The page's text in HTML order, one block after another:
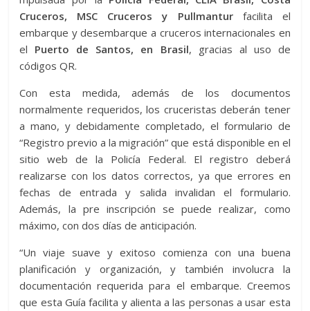
Cruceros, MSC Cruceros y Pullmanturfacilita el
embarque y desembarque a cruceros internacionales en
el Puerto de Santos, en Brasil, gracias al uso de
códigos QR.
Con esta medida, además de los documentos
normalmente requeridos, los cruceristas deberán tener
a mano, y debidamente completado, el formulario de
“Registro previo a la migración” que está disponible en el
sitio web de la Policía Federal. El registro deberá
realizarse con los datos correctos, ya que errores en
fechas de entrada y salida invalidan el formulario.
Además, la pre inscripción se puede realizar, como
máximo, con dos días de anticipación.
“Un viaje suave y exitoso comienza con una buena
planificación y organización, y también involucra la
documentación requerida para el embarque. Creemos
que esta Guía facilita y alienta a las personas a usar esta